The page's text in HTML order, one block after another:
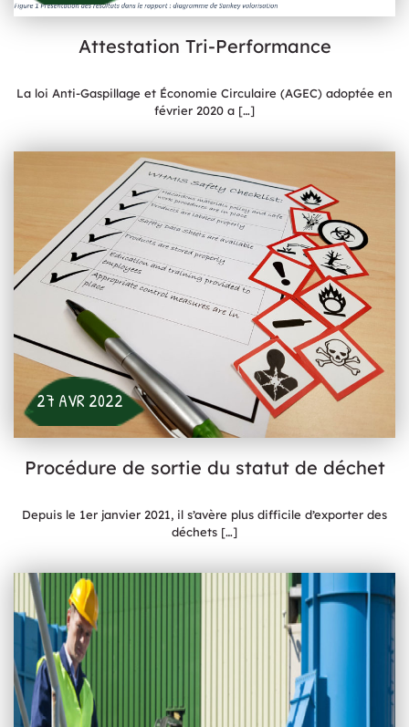
Attestation Tri-Performance
La loi Anti-Gaspillage et Économie Circulaire (AGEC) adoptée en
février 2020 a […]
27 AVR 2022
Procédure de sortie du statut de déchet
Depuis le 1er janvier 2021, il s’avère plus difficile d’exporter des
déchets […]